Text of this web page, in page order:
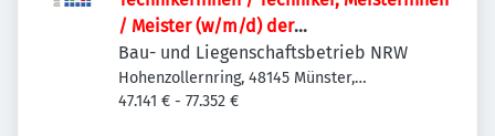
/ Meister (w/m/d) der
Versorgungstechnik / Technischen
Gebäudeausrüstung als
Projektteammitglied
Bau- und Liegenschaftsbetrieb NRW
Hohenzollernring, 48145 Münster,
Deutschland
47.141 € - 77.352 €